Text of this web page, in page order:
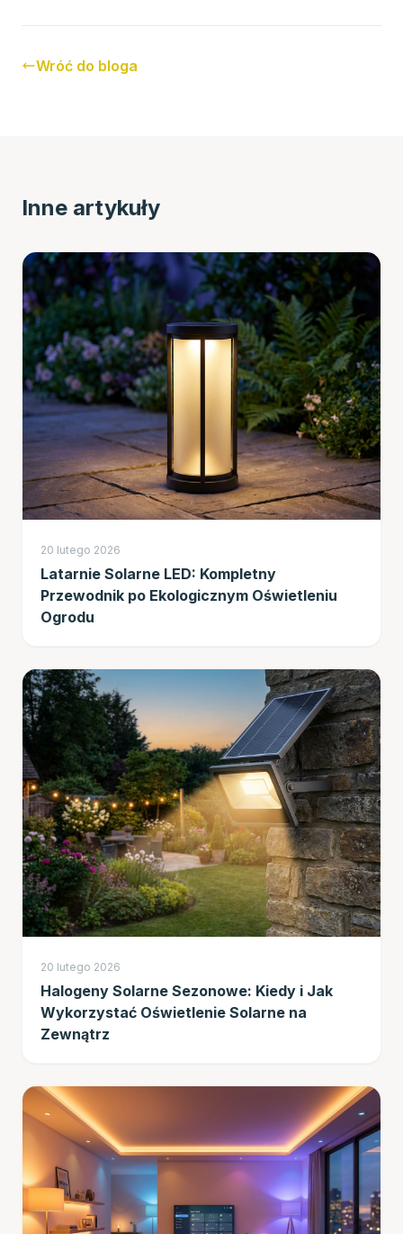
Wróć do bloga
Inne artykuły
20 lutego 2026
Latarnie Solarne LED: Kompletny
Przewodnik po Ekologicznym Oświetleniu
Ogrodu
20 lutego 2026
Halogeny Solarne Sezonowe: Kiedy i Jak
Wykorzystać Oświetlenie Solarne na
Zewnątrz